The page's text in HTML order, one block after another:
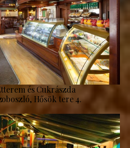
és Cukrászda
Hősök tere 4.